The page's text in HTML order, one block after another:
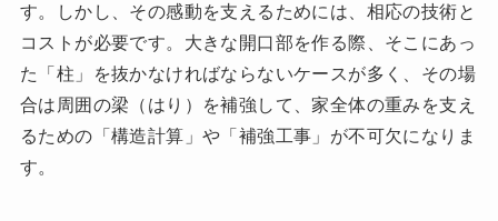
す。しかし、その感動を支えるためには、相応の技術と
コストが必要です。大きな開口部を作る際、そこにあっ
た「柱」を抜かなければならないケースが多く、その場
合は周囲の梁（はり）を補強して、家全体の重みを支え
るための「構造計算」や「補強工事」が不可欠になりま
す。